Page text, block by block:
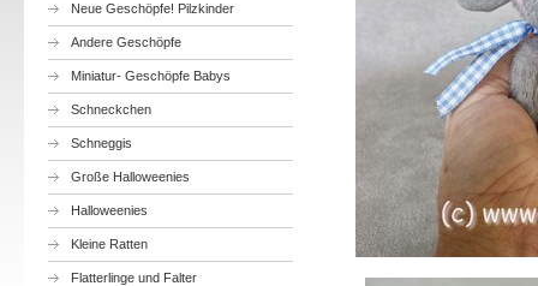
Neue Geschöpfe! Pilzkinder
Andere Geschöpfe
Miniatur- Geschöpfe Babys
Schneckchen
Schneggis
Große Halloweenies
Halloweenies
Kleine Ratten
Flatterlinge und Falter